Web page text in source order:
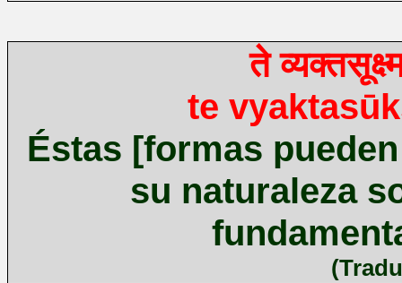
ते
te
Éstas [formas
su naturaleza